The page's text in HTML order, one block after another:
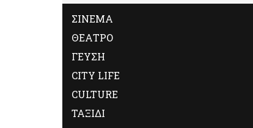
ΣΙΝΕΜΑ
ΘΕΑΤΡΟ
ΓΕΥΣΗ
CITY LIFE
CULTURE
ΤΑΞΙΔΙ